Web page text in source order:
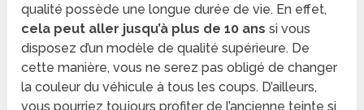
qualité possède une longue durée de vie. En effet,
cela peut aller jusqu’à plus de 10 ans si vous
disposez d’un modèle de qualité supérieure. De
cette manière, vous ne serez pas obligé de changer
la couleur du véhicule à tous les coups. D’ailleurs,
vous pourriez toujours profiter de l’ancienne teinte si